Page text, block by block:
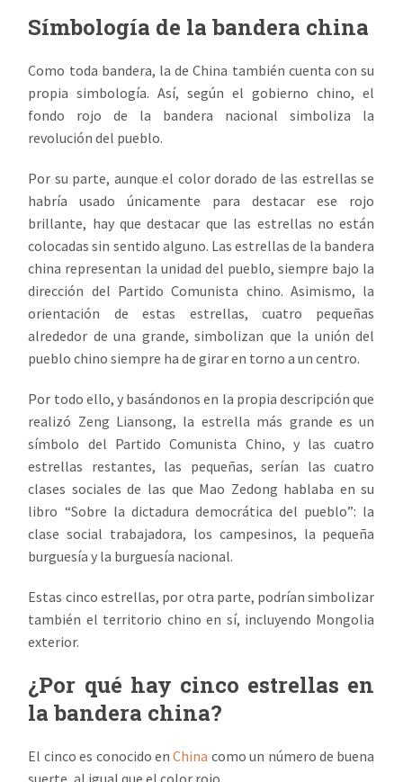
Símbología de la bandera china
Como toda bandera, la de China también cuenta con su
propia simbología. Así, según el gobierno chino, el
fondo rojo de la bandera nacional simboliza la
revolución del pueblo.
Por su parte, aunque el color dorado de las estrellas se
habría usado únicamente para destacar ese rojo
brillante, hay que destacar que las estrellas no están
colocadas sin sentido alguno. Las estrellas de la bandera
china representan la unidad del pueblo, siempre bajo la
dirección del Partido Comunista chino. Asimismo, la
orientación de estas estrellas, cuatro pequeñas
alrededor de una grande, simbolizan que la unión del
pueblo chino siempre ha de girar en torno a un centro.
Por todo ello, y basándonos en la propia descripción que
realizó Zeng Liansong, la estrella más grande es un
símbolo del Partido Comunista Chino, y las cuatro
estrellas restantes, las pequeñas, serían las cuatro
clases sociales de las que Mao Zedong hablaba en su
libro “Sobre la dictadura democrática del pueblo”: la
clase social trabajadora, los campesinos, la pequeña
burguesía y la burguesía nacional.
Estas cinco estrellas, por otra parte, podrían simbolizar
también el territorio chino en sí, incluyendo Mongolia
exterior.
¿Por qué hay cinco estrellas en
la bandera china?
El cinco es conocido enChina como un número de buena
suerte, al igual que el color rojo.